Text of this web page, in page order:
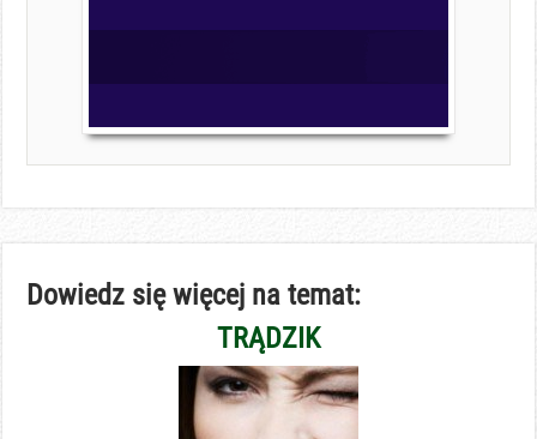
Dowiedz się więcej na temat:
TRĄDZIK